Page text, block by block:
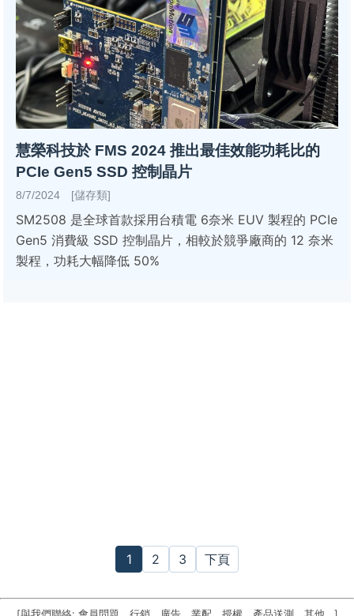
慧榮科技於 FMS 2024 推出最佳效能功耗比的
PCIe Gen5 SSD 控制晶片
8/7/2024 [儲存類]
SM2508 是全球首款採用台積電 6奈米 EUV 製程的 PCIe
Gen5 消費級 SSD 控制晶片，相較於競爭廠商的 12 奈米
製程，功耗大幅降低 50%
1 2 3 下頁